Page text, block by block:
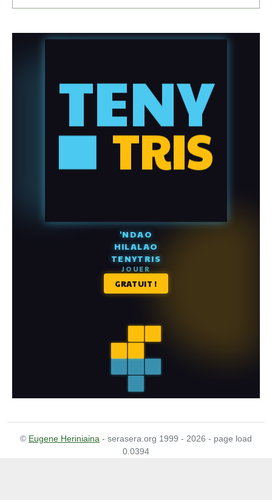
© Eugene Heriniaina - serasera.org 1999 - 2026 - page load
0.0394